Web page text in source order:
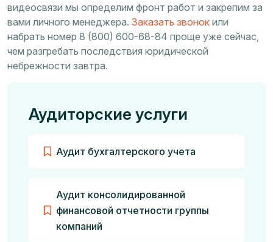
видеосвязи мы определим фронт работ и закрепим за
вами личного менеджера. Заказать звонок или
набрать номер 8 (800) 600-68-84 проще уже сейчас,
чем разгребать последствия юридической
небрежности завтра.
Аудиторские услуги
Аудит бухгалтерского учета
Аудит консолидированной
финансовой отчетности группы
компаний